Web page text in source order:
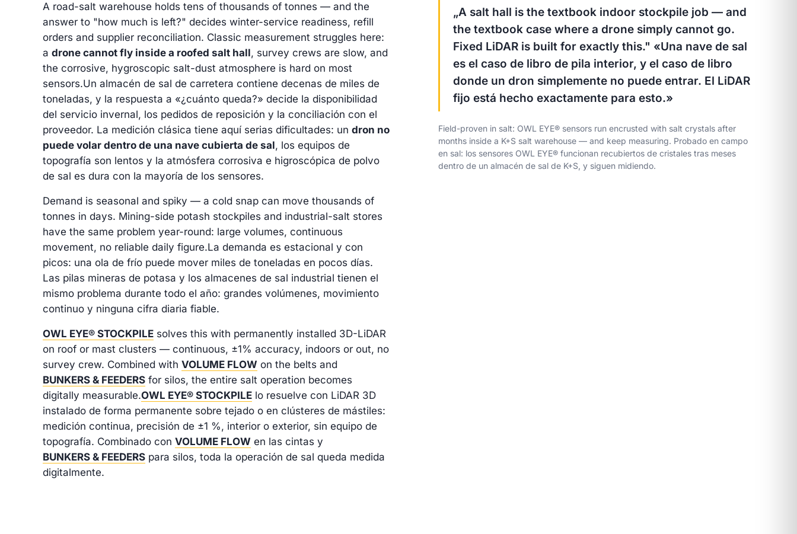
A road-salt warehouse holds tens of thousands of tonnes — and the
answer to "how much is left?" decides winter-service readiness, refill
orders and supplier reconciliation. Classic measurement struggles here:
a drone cannot fly inside a roofed salt hall, survey crews are slow, and
the corrosive, hygroscopic salt-dust atmosphere is hard on most
sensors.Un almacén de sal de carretera contiene decenas de miles de
toneladas, y la respuesta a «¿cuánto queda?» decide la disponibilidad
del servicio invernal, los pedidos de reposición y la conciliación con el
proveedor. La medición clásica tiene aquí serias dificultades: un dron no
puede volar dentro de una nave cubierta de sal, los equipos de
topografía son lentos y la atmósfera corrosiva e higroscópica de polvo
de sal es dura con la mayoría de los sensores.
Demand is seasonal and spiky — a cold snap can move thousands of
tonnes in days. Mining-side potash stockpiles and industrial-salt stores
have the same problem year-round: large volumes, continuous
movement, no reliable daily figure.La demanda es estacional y con
picos: una ola de frío puede mover miles de toneladas en pocos días.
Las pilas mineras de potasa y los almacenes de sal industrial tienen el
mismo problema durante todo el año: grandes volúmenes, movimiento
continuo y ninguna cifra diaria fiable.
OWL EYE® STOCKPILE solves this with permanently installed 3D-LiDAR
on roof or mast clusters — continuous, ±1% accuracy, indoors or out, no
survey crew. Combined with VOLUME FLOW on the belts and
BUNKERS & FEEDERS for silos, the entire salt operation becomes
digitally measurable.OWL EYE® STOCKPILE lo resuelve con LiDAR 3D
instalado de forma permanente sobre tejado o en clústeres de mástiles:
medición continua, precisión de ±1 %, interior o exterior, sin equipo de
topografía. Combinado con VOLUME FLOW en las cintas y
BUNKERS & FEEDERS para silos, toda la operación de sal queda medida
digitalmente.
„A salt hall is the textbook indoor stockpile job — and
the textbook case where a drone simply cannot go.
Fixed LiDAR is built for exactly this." «Una nave de sal
es el caso de libro de pila interior, y el caso de libro
donde un dron simplemente no puede entrar. El LiDAR
fijo está hecho exactamente para esto.»
Field-proven in salt: OWL EYE® sensors run encrusted with salt crystals after
months inside a K+S salt warehouse — and keep measuring. Probado en campo
en sal: los sensores OWL EYE® funcionan recubiertos de cristales tras meses
dentro de un almacén de sal de K+S, y siguen midiendo.